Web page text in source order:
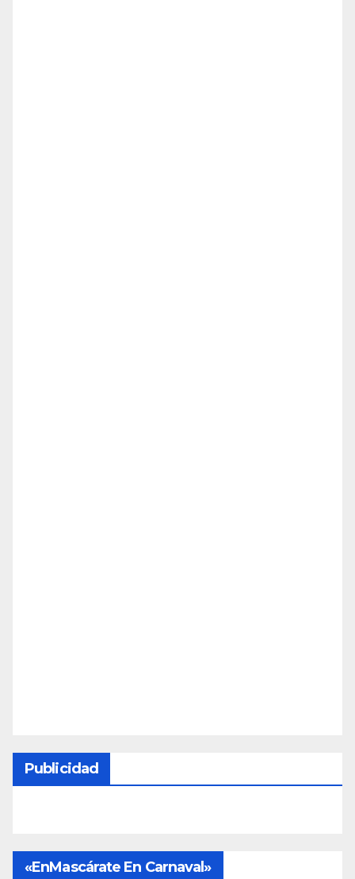
Publicidad
«EnMascárate En Carnaval»